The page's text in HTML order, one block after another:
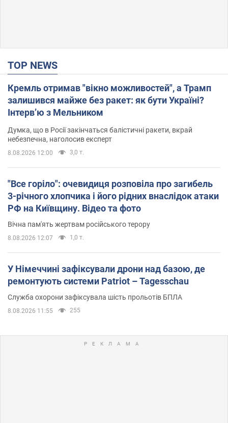
TOP NEWS
Кремль отримав "вікно можливостей", а Трамп
залишився майже без ракет: як бути Україні?
Інтерв’ю з Мельником
Думка, що в Росії закінчаться балістичні ракети, вкрай
небезпечна, наголосив експерт
8.08.2026 12:00 3,0 т.
"Все горіло": очевидиця розповіла про загибель
3-річного хлопчика і його рідних внаслідок атаки
РФ на Київщину. Відео та фото
Вічна пам'ять жертвам російського терору
8.08.2026 12:07 1,0 т.
У Німеччині зафіксували дрони над базою, де
ремонтують системи Patriot – Tagesschau
Служба охорони зафіксувала шість прольотів БПЛА
8.08.2026 11:55 255